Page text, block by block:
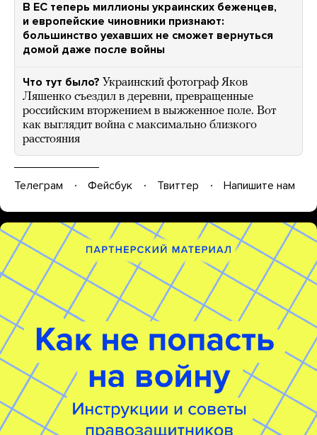
В ЕС теперь миллионы украинских беженцев,
и европейские чиновники признают:
большинство уехавших не сможет вернуться
домой даже после войны
Что тут было? Украинский фотограф Яков
Ляшенко съездил в деревни, превращенные
российским вторжением в выжженное поле. Вот
как выглядит война с максимально близкого
расстояния
Телеграм Фейсбук Твиттер Напишите нам